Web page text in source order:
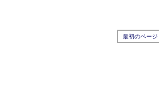
最初のページ